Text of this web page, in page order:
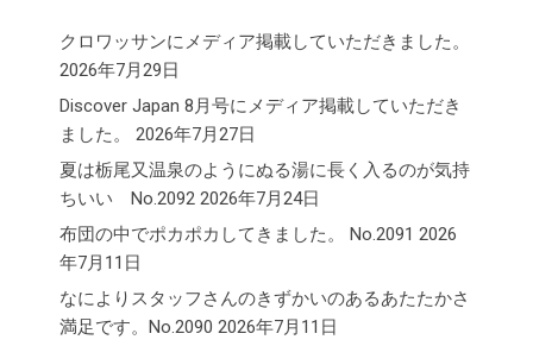
クロワッサンにメディア掲載していただきました。
2026年7月29日
Discover Japan 8月号にメディア掲載していただき
ました。
2026年7月27日
夏は栃尾又温泉のようにぬる湯に長く入るのが気持
ちいい No.2092 2026年7月24日
布団の中でポカポカしてきました。 No.2091 2026
年7月11日
なによりスタッフさんのきずかいのあるあたたかさ
満足です。No.2090 2026年7月11日